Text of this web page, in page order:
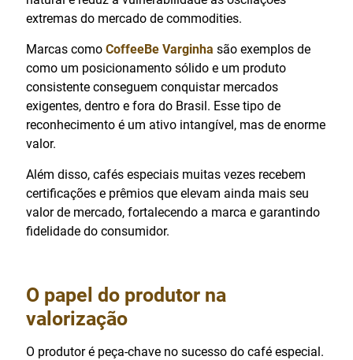
extremas do mercado de commodities.
Marcas como CoffeeBe Varginha são exemplos de
como um posicionamento sólido e um produto
consistente conseguem conquistar mercados
exigentes, dentro e fora do Brasil. Esse tipo de
reconhecimento é um ativo intangível, mas de enorme
valor.
Além disso, cafés especiais muitas vezes recebem
certificações e prêmios que elevam ainda mais seu
valor de mercado, fortalecendo a marca e garantindo
fidelidade do consumidor.
O papel do produtor na
valorização
O produtor é peça-chave no sucesso do café especial.